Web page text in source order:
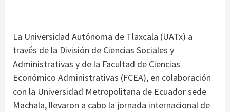
La Universidad Autónoma de Tlaxcala (UATx) a
través de la División de Ciencias Sociales y
Administrativas y de la Facultad de Ciencias
Económico Administrativas (FCEA), en colaboración
con la Universidad Metropolitana de Ecuador sede
Machala, llevaron a cabo la jornada internacional de